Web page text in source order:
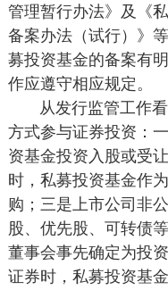
管理暂行办法》及《
备案办法（试行）》
募投资基金的备案有
作应遵守相应规定。
从发行监管工作
方式参与证券投资：
资基金投资入股或受
时，私募投资基金作
购；三是上市公司非
股、优先股、可转债
董事会事先确定为投
证券时，私募投资基